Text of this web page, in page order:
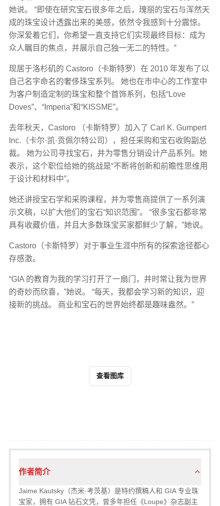
她说。 “即使在研究宝石很多年之后，瑰丽的宝石与浑然天
成的珠宝设计透露出来的美感，依然令我感到十分震惊。
你深爱着它们，你希望一直支持它们实现最终目标：成为
众人瞩目的焦点，并展示自己独一无二的特性。”
现居于洛杉矶的 Castoro（卡斯特罗）在 2010 年发布了以
自己名字命名的奢侈珠宝系列。 她也在市中心的工作室中
为客户制造定制的珠宝和整个首饰系列，包括“Love
Doves”、“Imperia”和“KISSME”。
去年秋天，Castoro （卡斯特罗）加入了 Carl K. Gumpert
Inc.（卡尔·凯·贡佩尔特公司），担任采购和宝石收购副总
裁。 她为公司寻找宝石，并为零售分销设计产品系列。她
表示，这个职位给她的挑战是​​“不断将创新和前瞻性思维用
于设计和材料中”。
她还讲授宝石学和采购课程，并为零售商提供​​了一​​系列演
示文稿，以扩大他们的宝石“知识范围​​”。 “很多宝石都非常
具有收藏价值，并且大多数珠宝买家都鲜少了解，”她说。
Castoro（卡斯特罗）对于事业生涯中所有的探索途径都心
存感激。
“GIA 的教育为我的学习打开了一扇门，并时常让我为世界
的奇妙而欣喜，”她说。 “每天，我都会学习新的知识，迎
接新的挑战。 商业和宝石的世界始终都是趣味盎然。”
查看图库
作者简介
Jaime Kautsky（杰米·考茨基）是特约撰稿人和 GIA 专业珠
宝家，拥有 GIA 钻石文凭，曾多年担任《Loupe》杂志副主